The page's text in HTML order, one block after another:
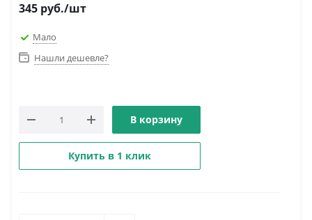
345 руб./шт
Мало
Нашли дешевле?
В корзину
Купить в 1 клик